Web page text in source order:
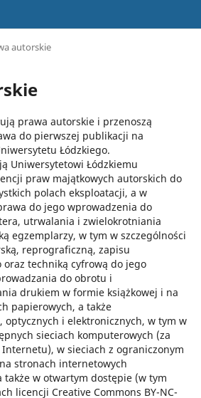
autorskie
prawa autorskie i przenoszą
do pierwszej publikacji na
Łódzkiego.
Uniwersytetowi Łódzkiemu
praw majątkowych autorskich do
polach eksploatacji, a w
do jego wprowadzenia do
utrwalania i zwielokrotniania
egzemplarzy, w tym w szczególności
reprograficzną, zapisu
oraz techniką cyfrową do jego
do obrotu i
drukiem w formie książkowej i na
papierowych, a także
optycznych i elektronicznych, w tym w
sieciach komputerowych (za
w sieciach z ograniczonym
stronach internetowych
także w otwartym dostępie (w tym
licencji Creative Commons BY-NC-